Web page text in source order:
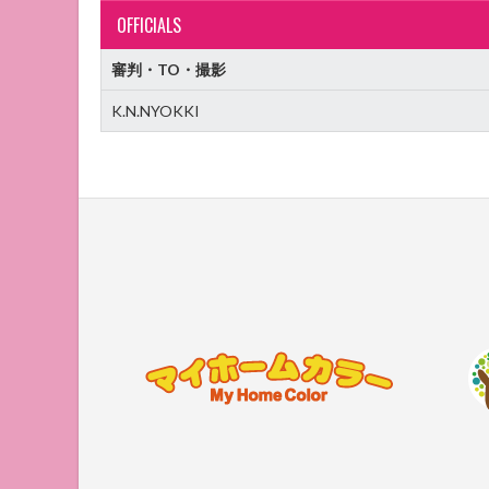
OFFICIALS
審判・TO・撮影
K.N.NYOKKI